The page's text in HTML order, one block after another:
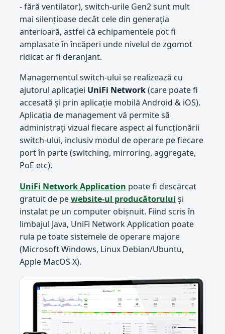
- fără ventilator), switch-urile Gen2 sunt mult
mai silențioase decât cele din generația
anterioară, astfel că echipamentele pot fi
amplasate în încăperi unde nivelul de zgomot
ridicat ar fi deranjant.
Managementul switch-ului se realizează cu
ajutorul aplicației UniFi Network(care poate fi
accesată și prin aplicație mobilă Android & iOS).
Aplicația de management vă permite să
administrați vizual fiecare aspect al funcționării
switch-ului, inclusiv modul de operare pe fiecare
port în parte (switching, mirroring, aggregate,
PoE etc).
UniFi Network Application poate fi descărcat
gratuit de pewebsite-ul producătorului și
instalat pe un computer obișnuit. Fiind scris în
limbajul Java, UniFi Network Application poate
rula pe toate sistemele de operare majore
(Microsoft Windows, Linux Debian/Ubuntu,
Apple MacOS X).